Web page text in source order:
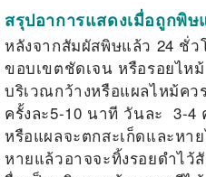
สรุปอาการแสดงเมื่อถูกพิ
หลังจากสัมผัสพิษแล้ว 24 ชั่ว
ขอบเขตชัดเจน หรือรอยไห
บริเวณกว้างหรือแผลไหม้คว
ครั้งละ5-10 นาที วันละ 3-
หรือแผลจะตกสะเก็ดและหา
หายแล้วอาจจะทิ้งรอยดำไว้